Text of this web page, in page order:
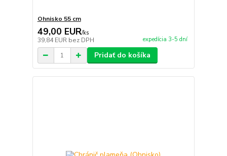
Ohnisko 55 cm
49,00 EUR/ks
39,84 EUR bez DPH expedícia 3-5 dní
Pridať do košíka